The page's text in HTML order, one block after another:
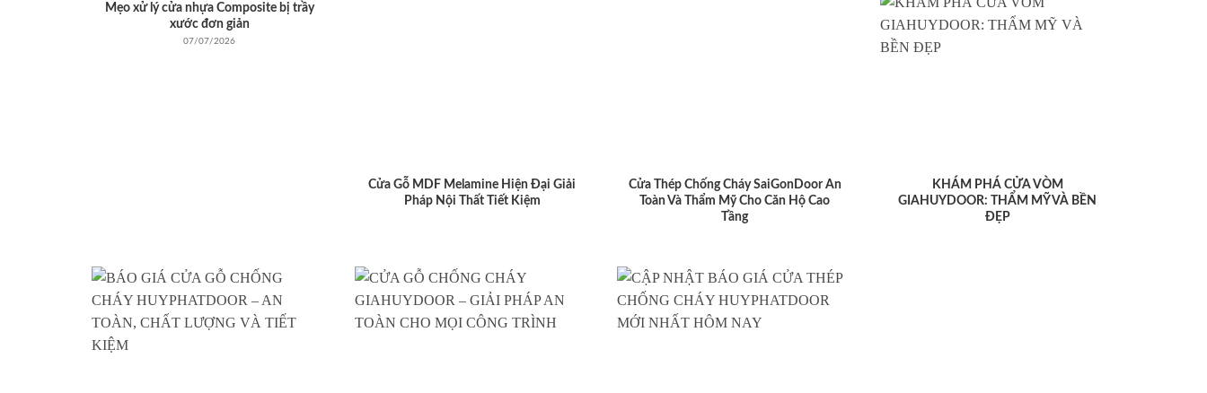
Mẹo xử lý cửa nhựa Composite bị trầy
xước đơn giản
07/07/2026
Cửa Gỗ MDF Melamine Hiện Đại Giải
Pháp Nội Thất Tiết Kiệm
Cửa Thép Chống Cháy SaiGonDoor An
Toàn Và Thẩm Mỹ Cho Căn Hộ Cao
Tầng
KHÁM PHÁ CỬA VÒM
GIAHUYDOOR: THẨM MỸ VÀ BỀN
ĐẸP